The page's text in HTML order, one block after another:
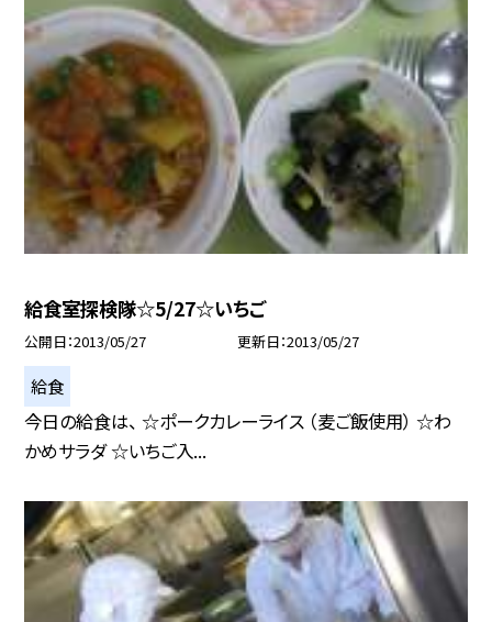
給食室探検隊☆5/27☆いちご
公開日 2013/05/27 更新日 2013/05/27
給食
今日の給食は、 ☆ポークカレーライス （麦ご飯使用） ☆わ
かめサラダ ☆いちご入...